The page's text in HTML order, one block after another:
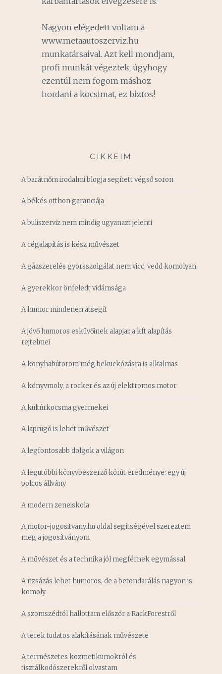
Nagyon elégedett voltam a
www.metaautoszerviz.hu
munkatársaival. Azt kell mondjam,
profi munkát végeztek, úgyhogy
ezentúl nem fogom máshoz
hordani a kocsimat, ez biztos!
CIKKEIM
A barátnőm irodalmi blogja segített végső soron
A békés otthon garanciája
A buliszerviz nem mindig ugyanazt jelenti
A cégalapítás is kész művészet
A gázszerelés gyorsszolgálat nem vicc, vedd komolyan
A gyerekkor önfeledt vidámsága
A humor mindenen átsegít
A jövő humoros esküvőinek alapjai: a kft alapítás
rejtelmei
A konyhabútorom még bekuckózásra is alkalmas
A könyvmoly, a rocker és az új elektromos motor
A kultúrkocsma gyermekei
A laprugó is lehet művészet
A legfontosabb dolgok a világon
A legutóbbi könyvbeszerző körút eredménye: egy új
polcos állvány
A modern zeneiskola
A motor-jogositvany.hu oldal segítségével szereztem
meg a jogosítványom
A művészet és a technika jól megférnek egymással
A rizsázás lehet humoros, de a betondarálás nagyon is
komoly
A szomszédtól hallottam először a RackForestről
A terek tudatos alakításának művészete
A természetes kozmetikumokról és
tisztálkodószerekről olvastam